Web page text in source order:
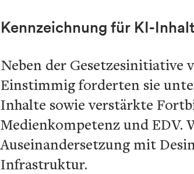
Kennzeichnung für KI-
Neben der Gesetzesinitiative
Einstimmig forderten sie
Inhalte sowie verstärkte
Medienkompetenz und EDV.
Auseinandersetzung mit
Infrastruktur.